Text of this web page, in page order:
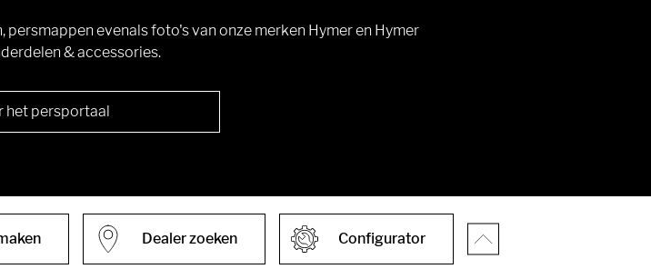
evenals foto's van onze merken Hymer en Hymer
& accessories.
het persportaal
Configurator
Dealer zoeken